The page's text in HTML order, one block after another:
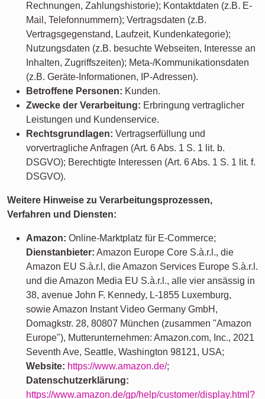
Rechnungen, Zahlungshistorie); Kontaktdaten (z.B. E-
Mail, Telefonnummern); Vertragsdaten (z.B.
Vertragsgegenstand, Laufzeit, Kundenkategorie);
Nutzungsdaten (z.B. besuchte Webseiten, Interesse an
Inhalten, Zugriffszeiten); Meta-/Kommunikationsdaten
(z.B. Geräte-Informationen, IP-Adressen).
Betroffene Personen: Kunden.
Zwecke der Verarbeitung: Erbringung vertraglicher
Leistungen und Kundenservice.
Rechtsgrundlagen: Vertragserfüllung und
vorvertragliche Anfragen (Art. 6 Abs. 1 S. 1 lit. b.
DSGVO); Berechtigte Interessen (Art. 6 Abs. 1 S. 1 lit. f.
DSGVO).
Weitere Hinweise zu Verarbeitungsprozessen,
Verfahren und Diensten:
Amazon: Online-Marktplatz für E-Commerce;
Dienstanbieter: Amazon Europe Core S.à.r.l., die
Amazon EU S.à.r.l, die Amazon Services Europe S.à.r.l.
und die Amazon Media EU S.à.r.l., alle vier ansässig in
38, avenue John F. Kennedy, L-1855 Luxemburg,
sowie Amazon Instant Video Germany GmbH,
Domagkstr. 28, 80807 München (zusammen "Amazon
Europe"), Mutterunternehmen: Amazon.com, Inc., 2021
Seventh Ave, Seattle, Washington 98121, USA;
Website: https://www.amazon.de/;
Datenschutzerklärung:
https://www.amazon.de/gp/help/customer/display.html?